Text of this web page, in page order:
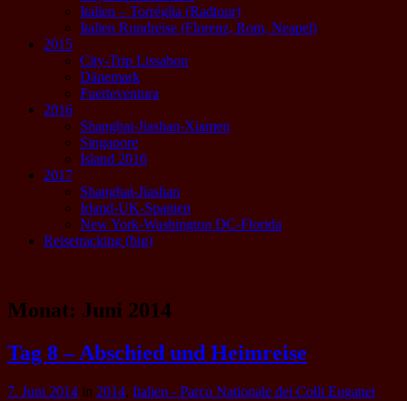
Italien – Torréglia (Radtour)
Italien Rundreise (Florenz, Rom, Neapel)
2015
City-Trip Lissabon
Dänemark
Fuerteventura
2016
Shanghai-Jiashan-Xiamen
Singapore
Island 2016
2017
Shanghai-Jiashan
Irland-UK-Spanien
New York-Washington DC-Florida
Reisetracking (big)
Monat: Juni 2014
Tag 8 – Abschied und Heimreise
7. Juni 2014 in 2014, Italien - Parco Nationale dei Colli Euganei